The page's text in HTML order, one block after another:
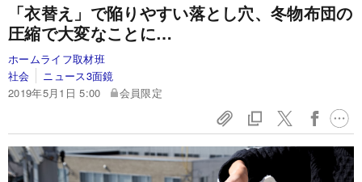
「衣替え」で陥りやすい落とし穴、冬物布団の
圧縮で大変なことに…
ホームライフ取材班
社会
ニュース3面鏡
2019年5月1日 5:00
会員限定